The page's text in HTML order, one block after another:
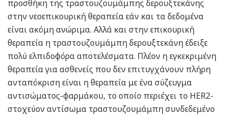
προσθήκη της τραστουζουμάμπης δερουξτεκάνης
στην νεοεπικουρική θεραπεία εάν και τα δεδομένα
είναι ακόμη ανώριμα. Αλλά και στην επικουρική
θεραπεία η τραστουζουμάμπη δερουξτεκάνη έδειξε
πολύ ελπιδοφόρα αποτελέσματα. Πλέον η εγκεκριμένη
θεραπεία για ασθενείς που δεν επιτυγχάνουν πλήρη
ανταπόκριση είναι η θεραπεία με ένα σύζευγμα
αντισώματος-φαρμάκου, το οποίο περιέχει το HER2-
στοχεύον αντίσωμα τραστουζουμάμπη συνδεδεμένο